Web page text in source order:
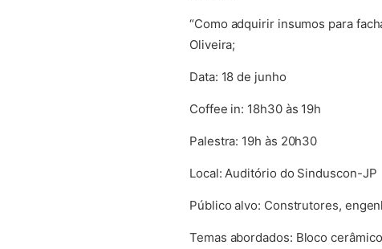
“Como adquirir insumos para
Oliveira;
Data: 18 de junho
Coffee in: 18h30 às 19h
Palestra: 19h às 20h30
Local: Auditório do Sinduscon-JP
Público alvo: Construtores,
Temas abordados: Bloco